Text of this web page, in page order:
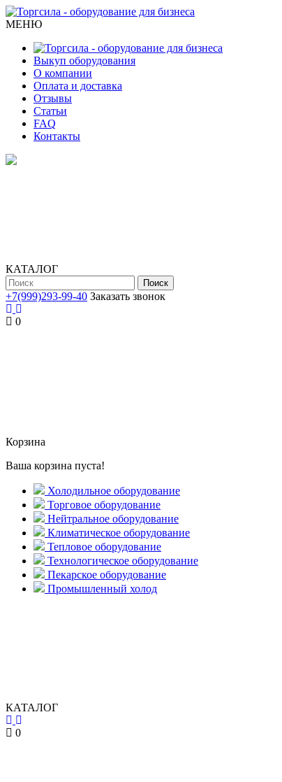
МЕНЮ
Выкуп оборудования
О компании
Оплата и доставка
Отзывы
Статьи
FAQ
Контакты
КАТАЛОГ
Поиск
+7(999)293-99-40 Заказать звонок
0
Корзина
Ваша корзина пуста!
Холодильное оборудование
Торговое оборудование
Нейтральное оборудование
Климатическое оборудование
Тепловое оборудование
Технологическое оборудование
Пекарское оборудование
Промышленный холод
КАТАЛОГ
0